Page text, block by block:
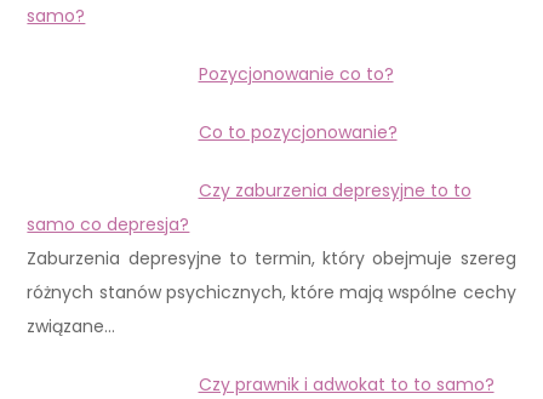
samo?
Pozycjonowanie co to?
Co to pozycjonowanie?
Czy zaburzenia depresyjne to to
samo co depresja?
Zaburzenia depresyjne to termin, który obejmuje szereg
różnych stanów psychicznych, które mają wspólne cechy
związane…
Czy prawnik i adwokat to to samo?